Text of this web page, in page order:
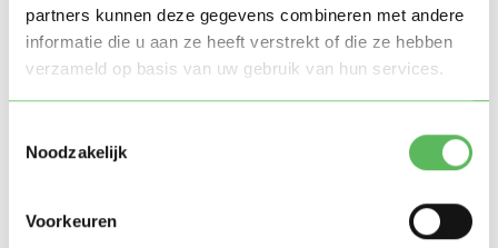
partners kunnen deze gegevens combineren met andere
informatie die u aan ze heeft verstrekt of die ze hebben
verzameld op basis van uw gebruik van hun services.
Noodzakelijk
Voorkeuren
Locatie oppasadres (Stadskanaal)